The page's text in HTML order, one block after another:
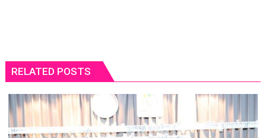
RELATED POSTS